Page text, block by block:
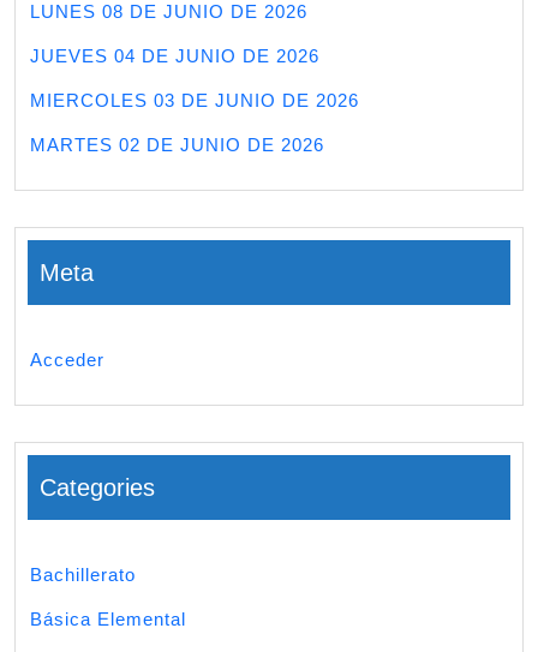
LUNES 08 DE JUNIO DE 2026
JUEVES 04 DE JUNIO DE 2026
MIERCOLES 03 DE JUNIO DE 2026
MARTES 02 DE JUNIO DE 2026
Meta
Acceder
Categories
Bachillerato
Básica Elemental